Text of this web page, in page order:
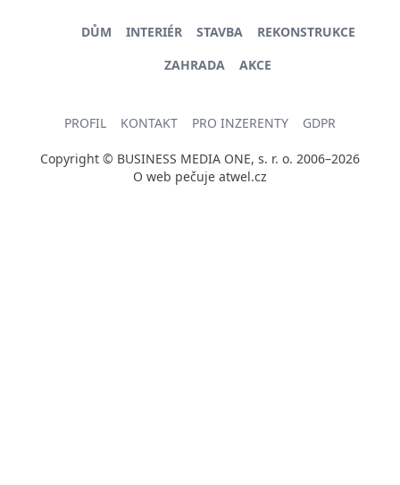
DŮM INTERIÉR STAVBA
REKONSTRUKCE
ZAHRADA
AKCE
PROFIL KONTAKT PRO INZERENTY GDPR
Copyright © BUSINESS MEDIA ONE, s. r. o. 2006–2026